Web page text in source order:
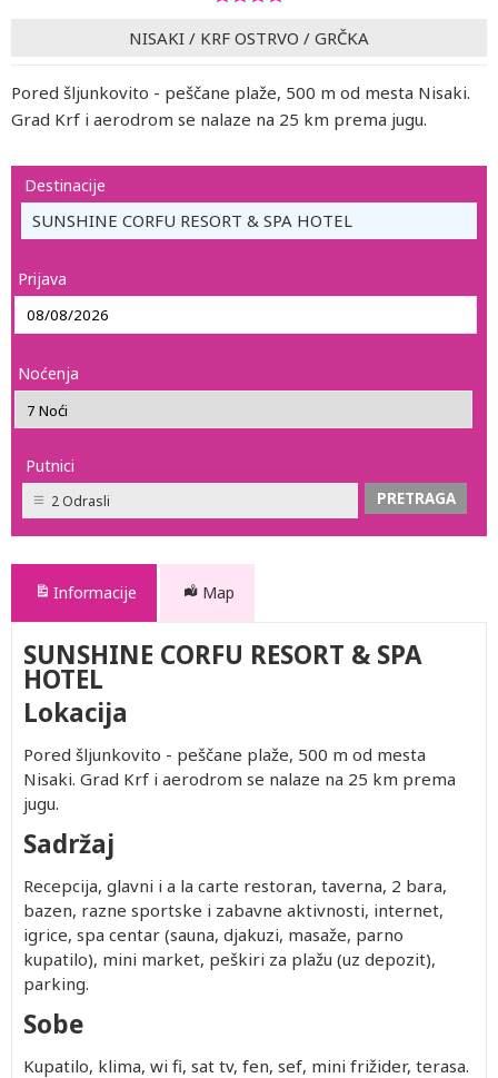
NISAKI / KRF OSTRVO / GRČKA
Pored šljunkovito - peščane plaže, 500 m od mesta Nisaki.
Grad Krf i aerodrom se nalaze na 25 km prema jugu.
Destinacije
SUNSHINE CORFU RESORT & SPA HOTEL
Prijava
Noćenja
Putnici
2 Odrasli
Informacije Map
SUNSHINE CORFU RESORT & SPA
HOTEL
Lokacija
Pored šljunkovito - peščane plaže, 500 m od mesta
Nisaki. Grad Krf i aerodrom se nalaze na 25 km prema
jugu.
Sadržaj
Recepcija, glavni i a la carte restoran, taverna, 2 bara,
bazen, razne sportske i zabavne aktivnosti, internet,
igrice, spa centar (sauna, djakuzi, masaže, parno
kupatilo), mini market, peškiri za plažu (uz depozit),
parking.
Sobe
Kupatilo, klima, wi fi, sat tv, fen, sef, mini frižider, terasa.